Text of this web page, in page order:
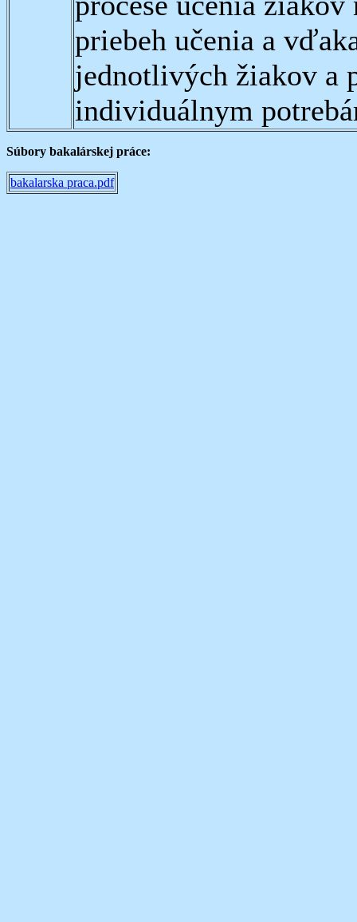
priebeh učenia a
jednotlivých žiakov a
individuálnym
Súbory bakalárskej práce:
bakalarska praca.pdf